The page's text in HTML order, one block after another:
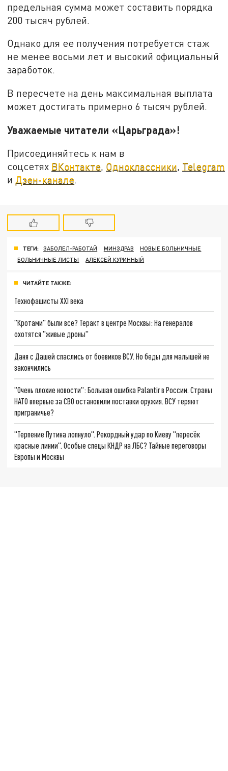
предельная сумма может составить порядка
200 тысяч рублей.
Однако для ее получения потребуется стаж
не менее восьми лет и высокий официальный
заработок.
В пересчете на день максимальная выплата
может достигать примерно 6 тысяч рублей.
Уважаемые читатели «Царьграда»!
Присоединяйтесь к нам в
соцсетях ВКонтакте, Одноклассники, Telegram
и Дзен-канале.
ТЕГИ: ЗАБОЛЕЛ-РАБОТАЙ МИНЗДРАВ
НОВЫЕ БОЛЬНИЧНЫЕ
БОЛЬНИЧНЫЕ ЛИСТЫ
АЛЕКСЕЙ КУРИННЫЙ
ЧИТАЙТЕ ТАКЖЕ:
Технофашисты XXI века
"Кротами" были все? Теракт в центре Москвы: На генералов
охотятся "живые дроны"
Даня с Дашей спаслись от боевиков ВСУ. Но беды для малышей не
закончились
"Очень плохие новости": Большая ошибка Palantir в России. Страны
НАТО впервые за СВО остановили поставки оружия. ВСУ теряют
приграничье?
"Терпение Путина лопнуло". Рекордный удар по Киеву "пересёк
красные линии". Особые спецы КНДР на ЛБС? Тайные переговоры
Европы и Москвы